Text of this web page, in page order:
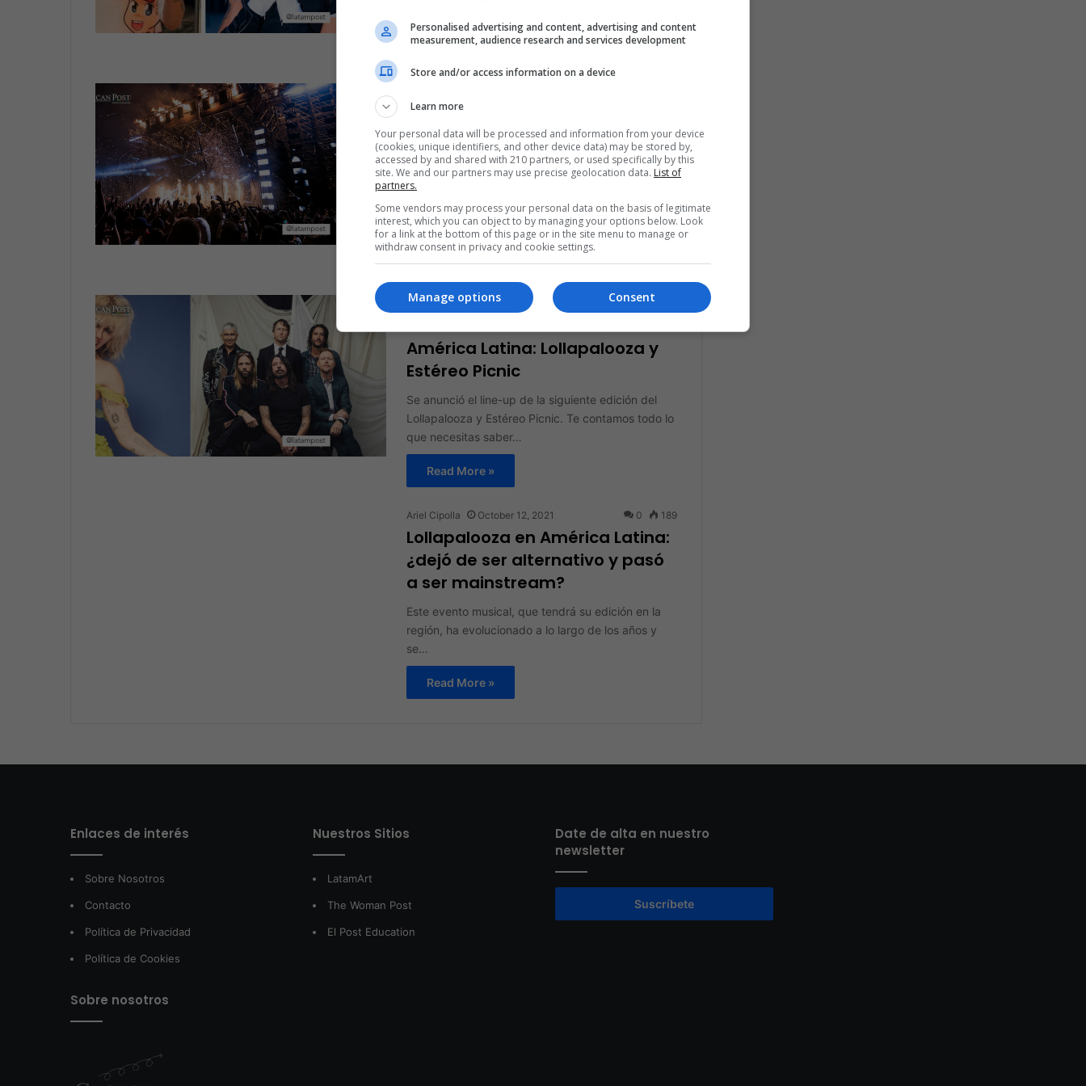
Read More »
¿Cuánto cuesta ir a los
conciertos más esperados del
2022?
El año que viene será especial para América
Latina, ya que habrá distintos festivales musicales
muy importantes. Descubre cuánto cuestan…
Ariel Cipolla October 29, 2021 0
Carteleras de festivales en
América Latina: Lollapalooza y
Estéreo Picnic
Se anunció el line-up de la siguiente edición del
Lollapalooza y Estéreo Picnic. Te contamos todo lo
que necesitas saber…
Read More »
Ariel Cipolla October 12, 2021 0 189
Lollapalooza en América Latina:
¿dejó de ser alternativo y pasó
a ser mainstream?
Este evento musical, que tendrá su edición en la
región, ha evolucionado a lo largo de los años y
se…
Read More »
Enlaces de interés
Sobre Nosotros
Contacto
Política de Privacidad
Política de Cookies
Sobre nosotros
Nuestros Sitios
LatamArt
The Woman Post
El Post Education
Date de alta en nuestro
newsletter
Suscríbete
Personalised advertising and content, advertising and content
measurement, audience research and services development
Store and/or access information on a device
Learn more
Your personal data will be processed and information from your device
(cookies, unique identifiers, and other device data) may be stored by,
accessed by and shared with 210 partners, or used specifically by this
site. We and our partners may use precise geolocation data. List of
partners.
Some vendors may process your personal data on the basis of legitimate
interest, which you can object to by managing your options below. Look
for a link at the bottom of this page or in the site menu to manage or
withdraw consent in privacy and cookie settings.
Consent
Manage options